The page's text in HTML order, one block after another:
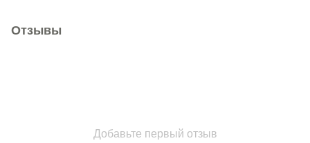
Отзывы
Добавьте первый отзыв